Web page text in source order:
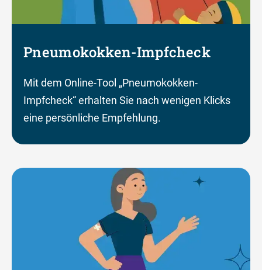
Pneumokokken-Impfcheck
Mit dem Online-Tool „Pneumokokken-
Impfcheck“ erhalten Sie nach wenigen Klicks
eine persönliche Empfehlung.